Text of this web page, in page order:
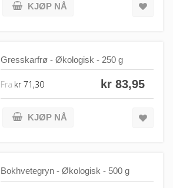
KJØP NÅ
Gresskarfrø - Økologisk - 250 g
kr 83,95
Fra kr 71,30
KJØP NÅ
Bokhvetegryn - Økologisk - 500 g